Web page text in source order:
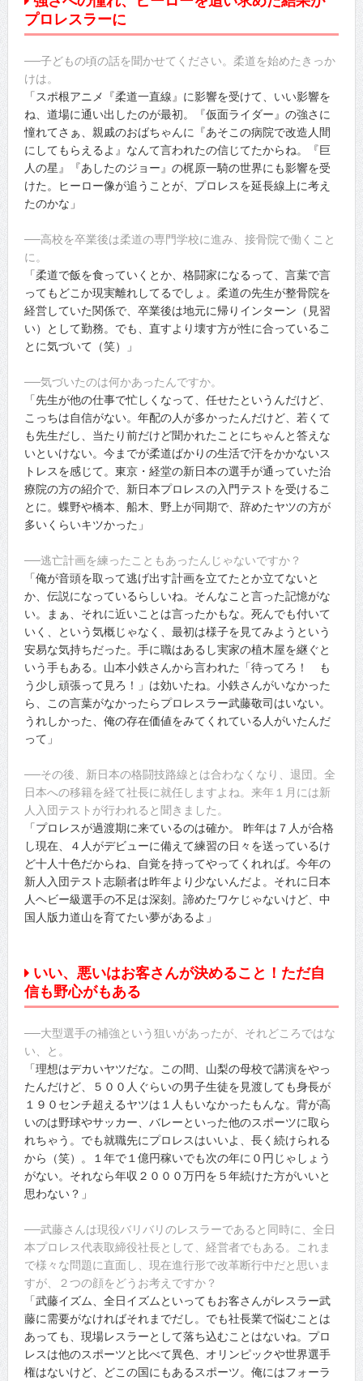
プロレスラーに
──子どもの頃の話を聞かせてください。柔道を始めたきっか
けは。
「スポ根アニメ『柔道一直線』に影響を受けて、いい影響を
ね、道場に通い出したのが最初。『仮面ライダー』の強さに
憧れてさぁ、親戚のおばちゃんに『あそこの病院で改造人間
にしてもらえるよ』なんて言われたの信じてたからね。『巨
人の星』『あしたのジョー』の梶原一騎の世界にも影響を受
けた。ヒーロー像が追うことが、プロレスを延長線上に考え
たのかな」
──高校を卒業後は柔道の専門学校に進み、接骨院で働くこと
に。
「柔道で飯を食っていくとか、格闘家になるって、言葉で言
ってもどこか現実離れしてるでしょ。柔道の先生が整骨院を
経営していた関係で、卒業後は地元に帰りインターン（見習
い）として勤務。でも、直すより壊す方が性に合っているこ
とに気づいて（笑）」
──気づいたのは何かあったんですか。
「先生が他の仕事で忙しくなって、任せたというんだけど、
こっちは自信がない。年配の人が多かったんだけど、若くて
も先生だし、当たり前だけど聞かれたことにちゃんと答えな
いといけない。今までが柔道ばかりの生活で汗をかかないス
トレスを感じて。東京・経堂の新日本の選手が通っていた治
療院の方の紹介で、新日本プロレスの入門テストを受けるこ
とに。蝶野や橋本、船木、野上が同期で、辞めたヤツの方が
多いくらいキツかった」
──逃亡計画を練ったこともあったんじゃないですか？
「俺が音頭を取って逃げ出す計画を立てたとか立てないと
か、伝説になっているらしいね。そんなこと言った記憶がな
い。まぁ、それに近いことは言ったかもな。死んでも付いて
いく、という気概じゃなく、最初は様子を見てみようという
安易な気持ちだった。手に職はあるし実家の植木屋を継ぐと
いう手もある。山本小鉄さんから言われた「待ってろ！ も
う少し頑張って見ろ！」は効いたね。小鉄さんがいなかった
ら、この言葉がなかったらプロレスラー武藤敬司はいない。
うれしかった、俺の存在価値をみてくれている人がいたんだ
って」
──その後、新日本の格闘技路線とは合わなくなり、退団。全
日本への移籍を経て社長に就任しますよね。来年１月には新
人入団テストが行われると聞きました。
「プロレスが過渡期に来ているのは確か。 昨年は７人が合格
し現在、４人がデビューに備えて練習の日々を送っているけ
ど十人十色だからね、自覚を持ってやってくれれば。今年の
新人入団テスト志願者は昨年より少ないんだよ。それに日本
人ヘビー級選手の不足は深刻。諦めたワケじゃないけど、中
国人版力道山を育てたい夢があるよ」
いい、悪いはお客さんが決めること！ただ自
信も野心がもある
──大型選手の補強という狙いがあったが、それどころではな
い、と。
「理想はデカいヤツだな。この間、山梨の母校で講演をやっ
たんだけど、５００人ぐらいの男子生徒を見渡しても身長が
１９０センチ超えるヤツは１人もいなかったもんな。背が高
いのは野球やサッカー、バレーといった他のスポーツに取ら
れちゃう。でも就職先にプロレスはいいよ、長く続けられる
から（笑）。１年で１億円稼いでも次の年に０円じゃしょう
がない。それなら年収２０００万円を５年続けた方がいいと
思わない？」
──武藤さんは現役バリバリのレスラーであると同時に、全日
本プロレス代表取締役社長として、経営者でもある。これま
で様々な問題に直面し、現在進行形で改革断行中だと思いま
すが、２つの顔をどうお考えですか？
「武藤イズム、全日イズムといってもお客さんがレスラー武
藤に需要がなければそれまでだし。でも社長業で悩むことは
あっても、現場レスラーとして落ち込むことはないね。プロ
レスは他のスポーツと比べて異色、オリンピックや世界選手
権はないけど、どこの国にもあるスポーツ。俺にはフォーラ